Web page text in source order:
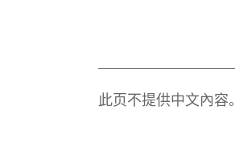
此页不提供中文內容。